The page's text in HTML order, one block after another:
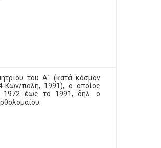
του Α΄ (κατά κόσμον
Κων/πολη, 1991), ο οποίος
1972 έως το 1991, δηλ. ο